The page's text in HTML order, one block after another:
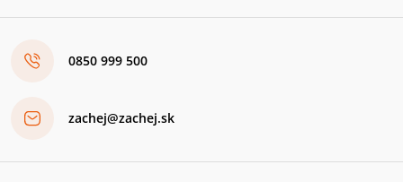
0850 999 500
zachej@zachej.sk